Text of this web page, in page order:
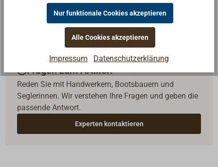
Fragen zum Artikel?
Reden Sie mit Handwerkern, Bootsbauern und
Seglerinnen. Wir verstehen Ihre Fragen und geben die
passende Antwort.
Experten kontaktieren
Nur funktionale Cookies akzeptieren
Alle Cookies akzeptieren
Impressum Datenschutzerklärung